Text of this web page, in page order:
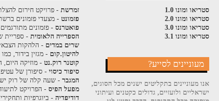
סטריאו ומונו 1.0
סטריאו ומונו 2.0
סטריאו ומונו 3.0
סטריאו ומונו 3.1
מעוניינים לסייע?
אנו מעוניינים בתקליטים ישנים מכל הסוגים,
ישראליים ולועזיים, גדולים כקטנים ועיתוני
זמרשת- פרויקט חירום
פזמונט- מצעדי פזמונים
פואטרנס- פזמונים
הספרייה הלאומית- ספריית
שרים במדים - הלהקות
להיטון.קום - מגזין בידור,
קוטנר רוק.נט- מוזיקה היום,
סיפור כיסוי- סיפורן של
המגבר- שעה קלה של רוק
מפעל הפיס- הפרויקט
דודיפדיה- ביוגרפיות